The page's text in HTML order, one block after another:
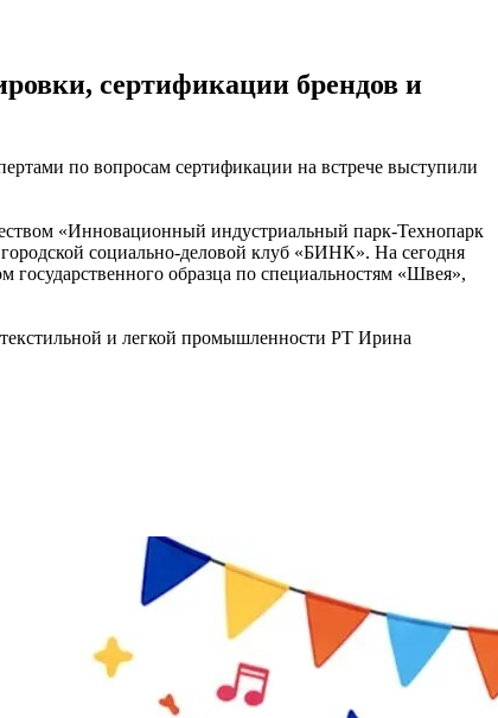
сертификации брендов и
по вопросам сертификации на встрече выступили
«Инновационный индустриальный парк-Технопарк
социально-деловой клуб «БИНК». На сегодня
государственного образца по специальностям «Швея»,
и легкой промышленности РТ Ирина